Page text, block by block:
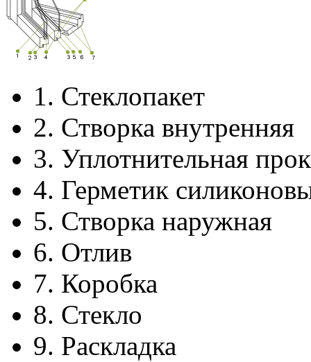
1. Стеклопакет
2. Створка внутренняя
3. Уплотнительная
4. Герметик
5. Створка наружная
6. Отлив
7. Коробка
8. Стекло
9. Раскладка